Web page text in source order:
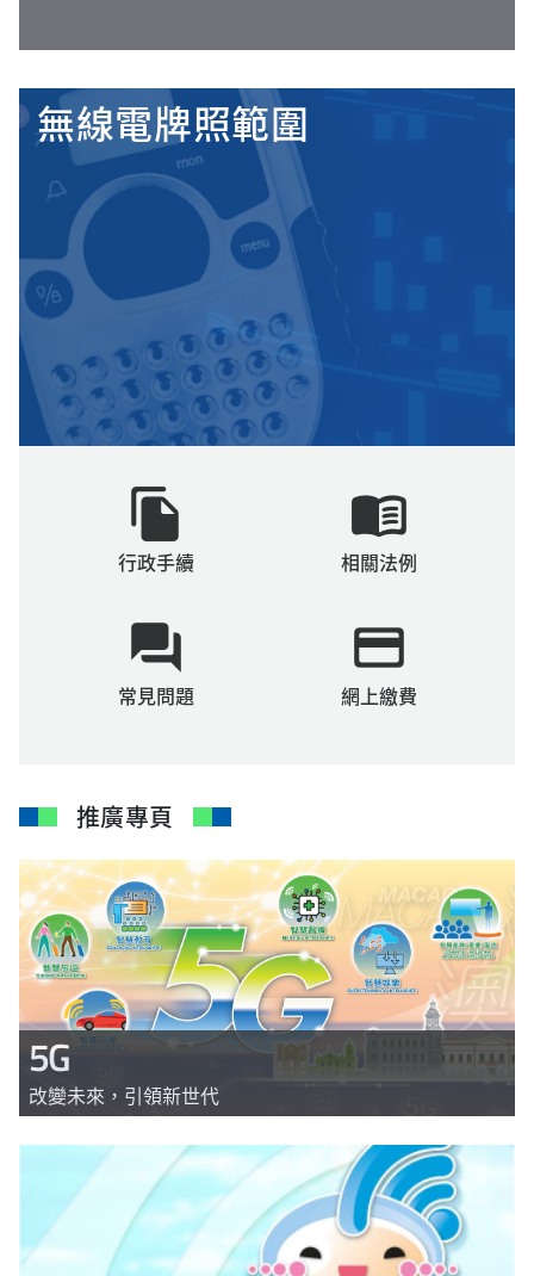
無線電牌照範圍
file_copy
行政手續
menu_book
相關法例
question_answer
常見問題
payment
網上繳費
推廣專頁
5G
改變未來，引領新世代